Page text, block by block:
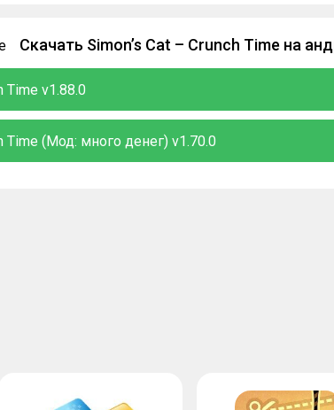
Скачать Simon’s Cat – Crunch Time на
Time v1.88.0
Time (Мод: много денег) v1.70.0